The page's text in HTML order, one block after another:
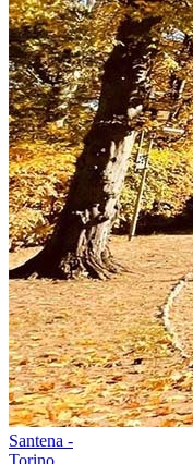
Santena -
Torino